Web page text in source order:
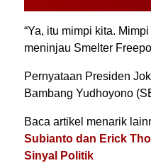
“Ya, itu mimpi kita.
meninjau Smelter
Pernyataan Presiden
Bambang Yudhoyono
Baca artikel menarik
Subianto dan Erick
Sinyal Politik